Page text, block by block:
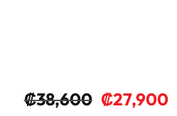
₡38,600 ₡27,900